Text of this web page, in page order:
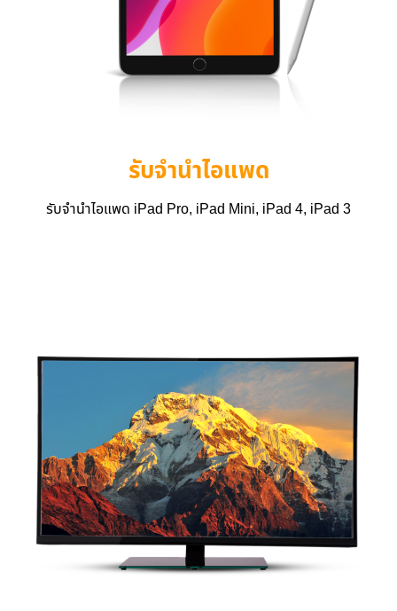
รับจำนำไอแพด
รับจำนำไอแพด iPad Pro, iPad Mini, iPad 4, iPad 3